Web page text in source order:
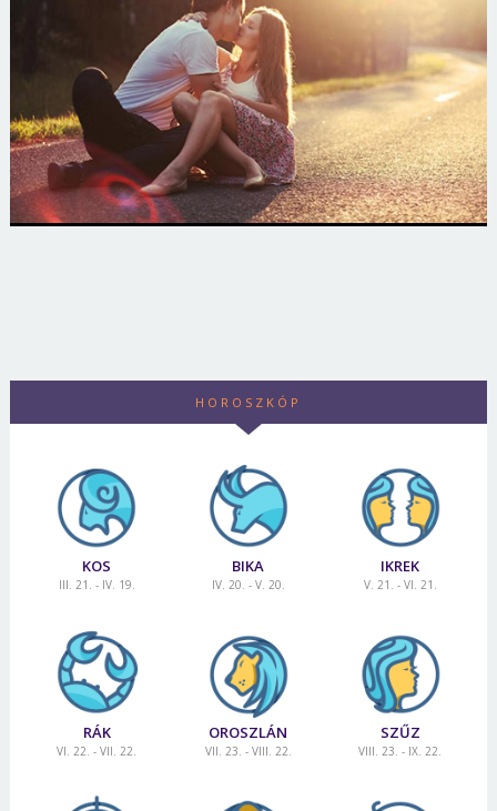
HOROSZKÓP
KOS
III. 21. - IV. 19.
BIKA
IV. 20. - V. 20.
IKREK
V. 21. - VI. 21.
RÁK
VI. 22. - VII. 22.
OROSZLÁN
VII. 23. - VIII. 22.
SZŰZ
VIII. 23. - IX. 22.